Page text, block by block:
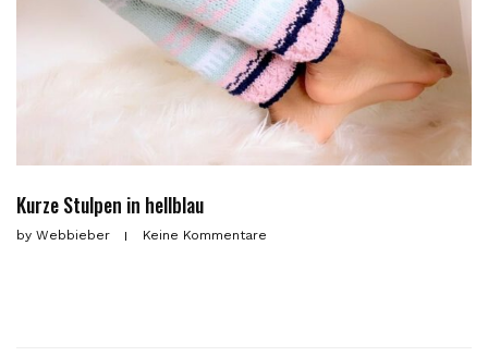
Kurze Stulpen in hellblau
by Webbieber Keine Kommentare